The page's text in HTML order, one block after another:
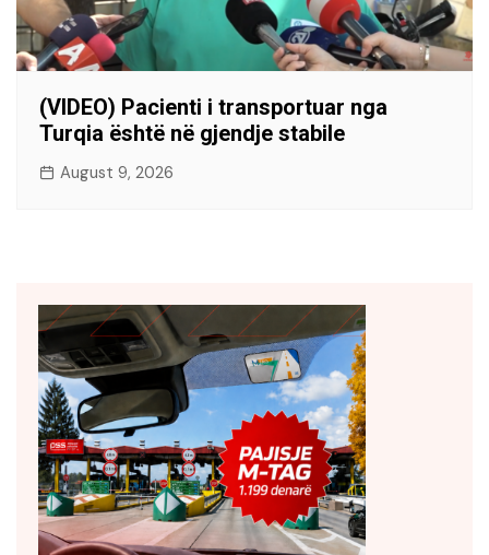
(VIDEO) Pacienti i transportuar nga
Turqia është në gjendje stabile
August 9, 2026